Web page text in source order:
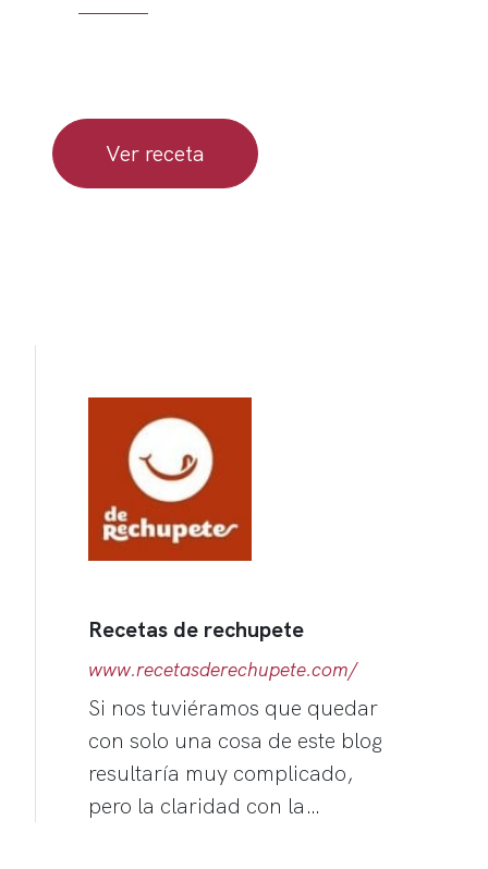
Ver receta
Recetas de rechupete
www.recetasderechupete.com/
Si nos tuviéramos que quedar
con solo una cosa de este blog
resultaría muy complicado,
pero la claridad con la…